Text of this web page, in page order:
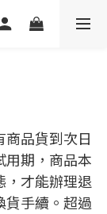
品貨到次日
用期，商品本
，才能辦理退
貨手續。超過